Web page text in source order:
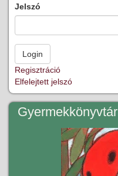
Jelszó
Regisztráció
Elfelejtett jelszó
Gyermekkönyvtár